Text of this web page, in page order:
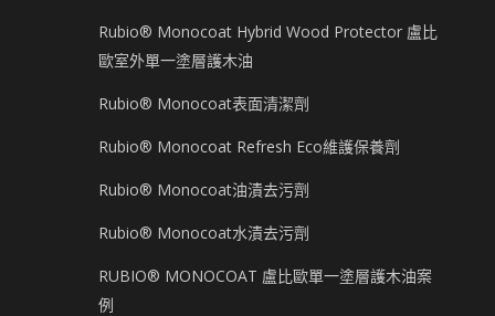
Rubio® Monocoat Hybrid Wood Protector 盧比
歐室外單一塗層護木油
Rubio® Monocoat表面清潔劑
Rubio® Monocoat Refresh Eco維護保養劑
Rubio® Monocoat油漬去污劑
Rubio® Monocoat水漬去污劑
RUBIO® MONOCOAT 盧比歐單一塗層護木油案
例